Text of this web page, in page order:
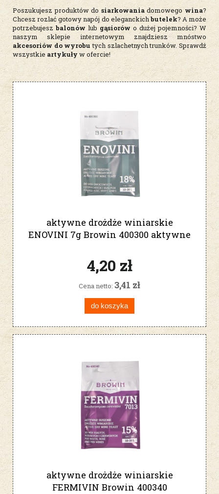
Poszukujesz produktów do siarkowaniadomowego wina?
Chcesz rozlać gotowy napój do eleganckichbutelek? A może
potrzebujesz balonów lub gąsiorów o dużej pojemności? W
naszym sklepie internetowym znajdziesz mnóstwo
akcesoriów do wyrobu tych szlachetnych trunków. Sprawdź
wszystkie artykuły w ofercie!
aktywne drożdże winiarskie
ENOVINI 7g Browin 400300 aktywne
4,20 zł
Cena netto: 3,41 zł
do koszyka
aktywne drożdże winiarskie
FERMIVIN Browin 400340